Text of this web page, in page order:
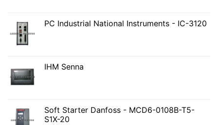
PC Industrial National Instruments - IC-3120
IHM Senna
Soft Starter Danfoss - MCD6-0108B-T5-
S1X-20